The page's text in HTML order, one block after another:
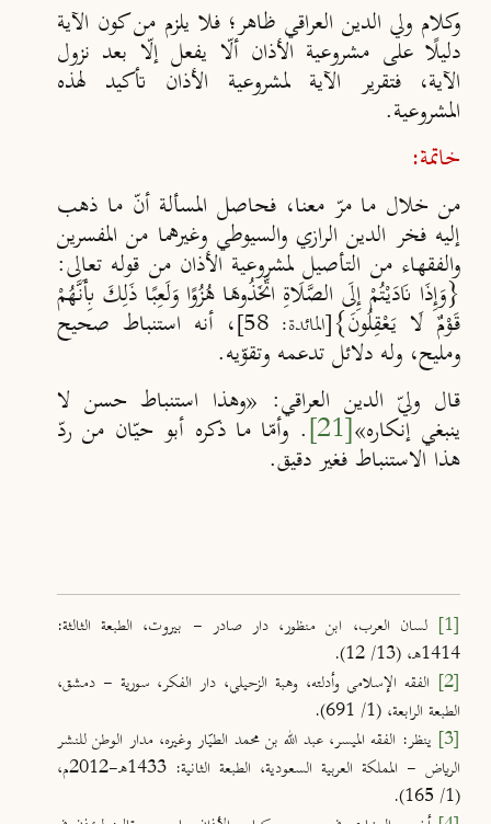
وكلام ولي الدين العراقي ظاهر؛ فلا يلزم من كون الآية
دليلًا على مشروعية الأذان ألّا يفعل إلّا بعد نزول
الآية، فتقرير الآية لمشروعية الأذان تأكيد لهذه
المشروعية.
خاتمة:
من خلال ما مرّ معنا، فحاصل المسألة أنّ ما ذهب
إليه فخر الدين الرازي والسيوطي وغيرهما من المفسرين
والفقهاء من التأصيل لمشروعية الأذان من قوله تعالى:
{وَإِذَا نَادَيْتُمْ إِلَى الصَّلَاةِ اتَّخَذُوهَا هُزُوًا وَلَعِبًا ذَلِكَ بِأَنَّهُمْ
قَوْمٌ لَا يَعْقِلُونَ}[المائدة: 58] ، أنه استنباط صحيح
ومليح، وله دلائل تدعمه وتقوّيه.
قال وليّ الدين العراقي: «وهذا استنباط حسن لا
ينبغي إنكاره»[21] . وأمّا ما ذكره أبو حيّان من ردّ
هذا الاستنباط فغير دقيق.
[1]
لسان العرب، ابن منظور، دار صادر - بيروت، الطبعة الثالثة:
1414هـ، (13/ 12).
[2]
الفقه الإسلامي وأدلته، وهبة الزحيلي، دار الفكر، سورية - دمشق،
الطبعة الرابعة، (1/ 691).
[3]
ينظر: الفقه الميسر، عبد الله بن محمد الطيّار وغيره، مدار الوطن للنشر
الرياض - المملكة العربية السعودية، الطبعة الثانية: 1433هـ-2012م،
(1/ 165).